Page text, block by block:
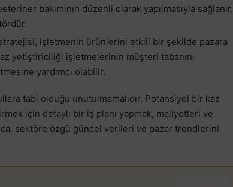
bakımının düzenli olarak yapılmasıyla sağlanır.
işletmenin ürünlerini etkili bir şekilde pazara
yetiştiriciliği işletmelerinin müşteri tabanını
yardımcı olabilir.
tabi olduğu unutulmamalıdır. Potansiyel bir kaz
için detaylı bir iş planı yapmak, maliyetleri ve
sektöre özgü güncel verileri ve pazar trendlerini